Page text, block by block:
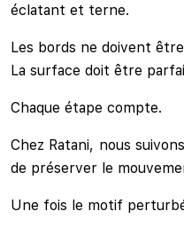
éclatant et terne.
Les bords ne doivent
La surface doit être
Chaque étape compte.
Chez Ratani, nous
de préserver le
Une fois le motif